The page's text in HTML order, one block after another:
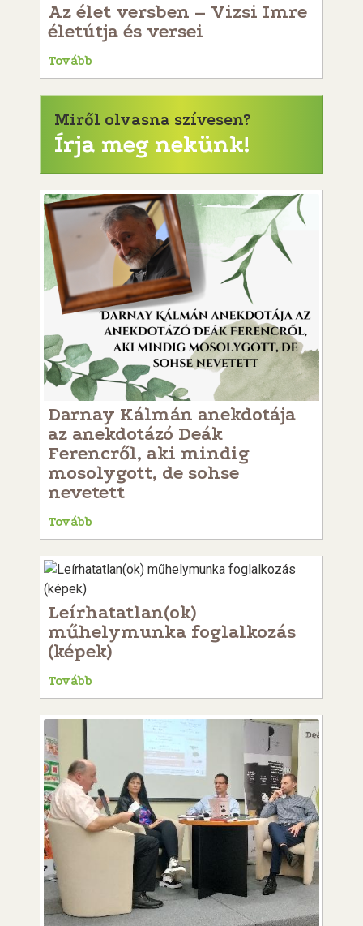
Az élet versben – Vizsi Imre
életútja és versei
Tovább
Miről olvasna szívesen?
Írja meg nekünk!
Darnay Kálmán anekdotája
az anekdotázó Deák
Ferencről, aki mindig
mosolygott, de sohse
nevetett
Tovább
Leírhatatlan(ok)
műhelymunka foglalkozás
(képek)
Tovább